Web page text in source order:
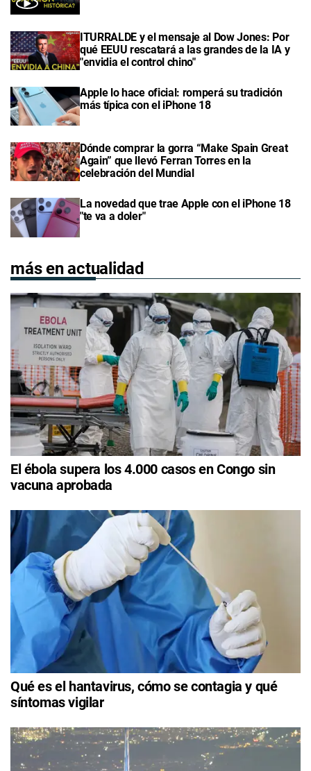
ITURRALDE y el mensaje al Dow Jones: Por
qué EEUU rescatará a las grandes de la IA y
"envidia el control chino"
Apple lo hace oficial: romperá su tradición
más típica con el iPhone 18
Dónde comprar la gorra “Make Spain Great
Again” que llevó Ferran Torres en la
celebración del Mundial
La novedad que trae Apple con el iPhone 18
"te va a doler"
más en actualidad
El ébola supera los 4.000 casos en Congo sin
vacuna aprobada
Qué es el hantavirus, cómo se contagia y qué
síntomas vigilar